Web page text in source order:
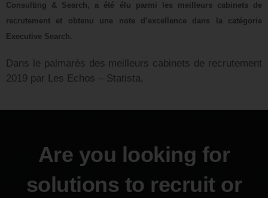
Consulting & Search, a été élu parmi les meilleurs cabinets de
recrutement et obtenu une note d’excellence dans la catégorie
Executive Search.
Dans le palmarès des meilleurs cabinets de recrutement
2019 par Les Echos – Statista,
Are you looking for
solutions to recruit or